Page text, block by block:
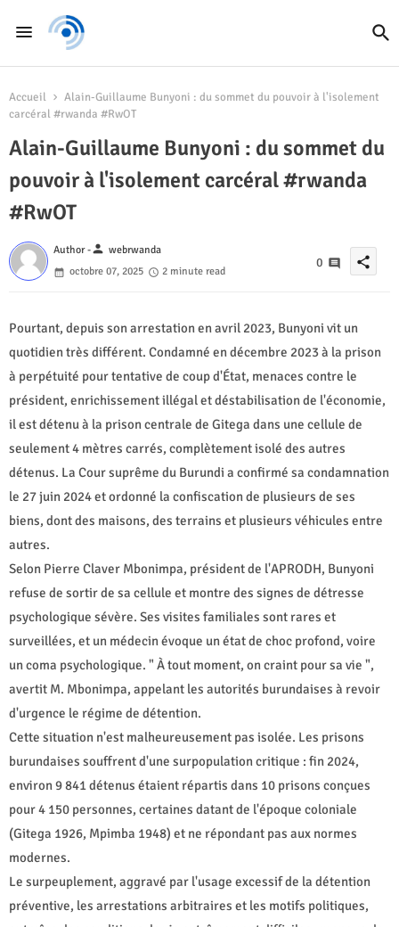
Accueil
Alain-Guillaume Bunyoni : du sommet du pouvoir à l'isolement
carcéral #rwanda #RwOT
Alain-Guillaume Bunyoni : du sommet du
pouvoir à l'isolement carcéral #rwanda
#RwOT
Author -person webrwanda
octobre 07, 2025
2 minute read
0 share
Pourtant, depuis son arrestation en avril 2023, Bunyoni vit un
quotidien très différent. Condamné en décembre 2023 à la prison
à perpétuité pour tentative de coup d'État, menaces contre le
président, enrichissement illégal et déstabilisation de l'économie,
il est détenu à la prison centrale de Gitega dans une cellule de
seulement 4 mètres carrés, complètement isolé des autres
détenus. La Cour suprême du Burundi a confirmé sa condamnation
le 27 juin 2024 et ordonné la confiscation de plusieurs de ses
biens, dont des maisons, des terrains et plusieurs véhicules entre
autres.
Selon Pierre Claver Mbonimpa, président de l'APRODH, Bunyoni
refuse de sortir de sa cellule et montre des signes de détresse
psychologique sévère. Ses visites familiales sont rares et
surveillées, et un médecin évoque un état de choc profond, voire
un coma psychologique. " À tout moment, on craint pour sa vie ",
avertit M. Mbonimpa, appelant les autorités burundaises à revoir
d'urgence le régime de détention.
Cette situation n'est malheureusement pas isolée. Les prisons
burundaises souffrent d'une surpopulation critique : fin 2024,
environ 9 841 détenus étaient répartis dans 10 prisons conçues
pour 4 150 personnes, certaines datant de l'époque coloniale
(Gitega 1926, Mpimba 1948) et ne répondant pas aux normes
modernes.
Le surpeuplement, aggravé par l'usage excessif de la détention
préventive, les arrestations arbitraires et les motifs politiques,